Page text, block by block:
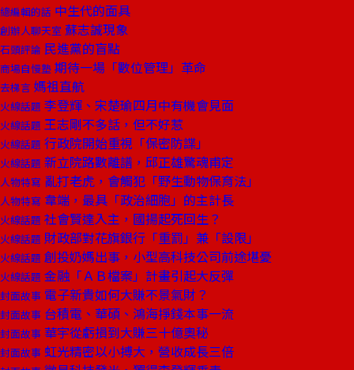
總編輯的話 中生代的面具
創辦人聊天室 蘇志誠現象
石頭評論 民進黨的盲點
商場自慢塾 期待一場「數位管理」革命
去梯言 媽祖直航
火線話題 李登輝、宋楚瑜四月中有機會見面
火線話題 王志剛不多話，但不好惹
火線話題 行政院開始重視「保密防諜」
火線話題 新立院路數離譜，邱正雄驚魂甫定
人物特寫 亂打老虎，會觸犯「野生動物保育法」
人物特寫 韋端，最具「政治細胞」的主計長
火線話題 社會賢達入主，國揚起死回生？
火線話題 財政部對花旗銀行「重罰」兼「設限」
火線話題 創投奶媽出事，小型高科技公司前途堪憂
火線話題 金融「ＡＢ檔案」計畫引起大反彈
封面故事 電子新貴如何大賺不景氣財？
封面故事 台積電、華碩、鴻海掙錢本事一流
封面故事 華宇從虧損到大賺三十億奧秘
封面故事 虹光精密以小搏大，營收成長三倍